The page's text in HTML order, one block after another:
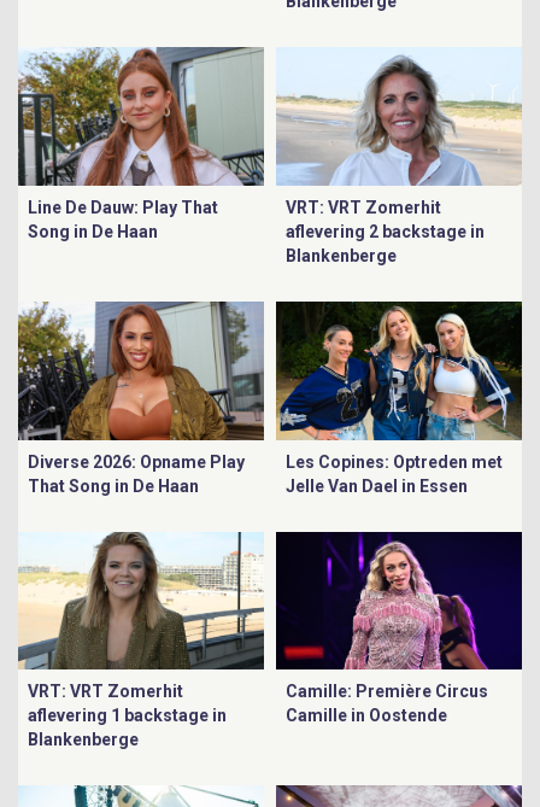
Line De Dauw: Play That
Song in De Haan
VRT: VRT Zomerhit
aflevering 2 backstage in
Blankenberge
Diverse 2026: Opname Play
That Song in De Haan
Les Copines: Optreden met
Jelle Van Dael in Essen
VRT: VRT Zomerhit
aflevering 1 backstage in
Blankenberge
Camille: Première Circus
Camille in Oostende